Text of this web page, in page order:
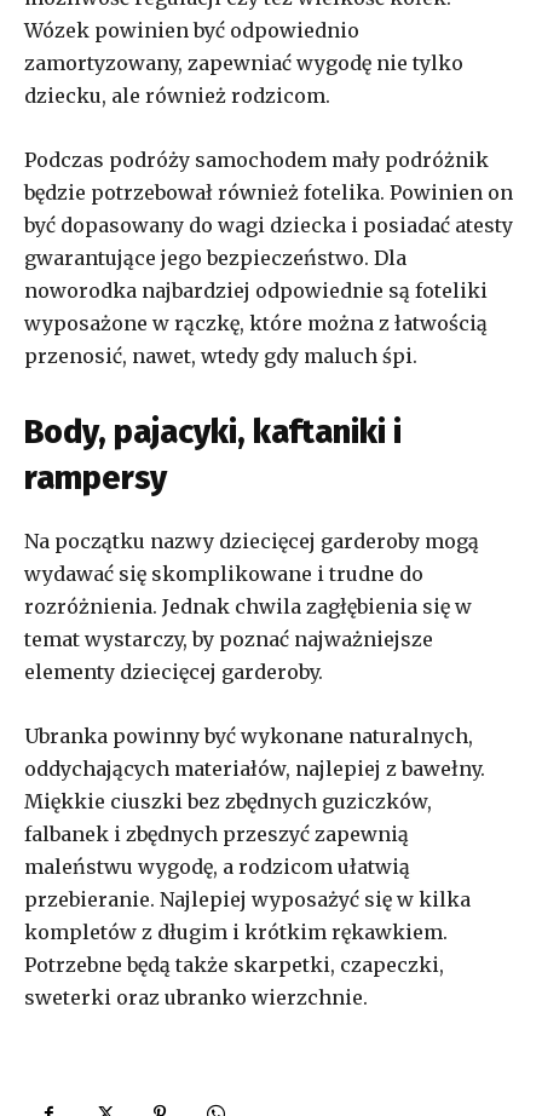
Wózek powinien być odpowiednio
zamortyzowany, zapewniać wygodę nie tylko
dziecku, ale również rodzicom.
Podczas podróży samochodem mały podróżnik
będzie potrzebował również fotelika. Powinien on
być dopasowany do wagi dziecka i posiadać atesty
gwarantujące jego bezpieczeństwo. Dla
noworodka najbardziej odpowiednie są foteliki
wyposażone w rączkę, które można z łatwością
przenosić, nawet, wtedy gdy maluch śpi.
Body, pajacyki, kaftaniki i
rampersy
Na początku nazwy dziecięcej garderoby mogą
wydawać się skomplikowane i trudne do
rozróżnienia. Jednak chwila zagłębienia się w
temat wystarczy, by poznać najważniejsze
elementy dziecięcej garderoby.
Ubranka powinny być wykonane naturalnych,
oddychających materiałów, najlepiej z bawełny.
Miękkie ciuszki bez zbędnych guziczków,
falbanek i zbędnych przeszyć zapewnią
maleństwu wygodę, a rodzicom ułatwią
przebieranie. Najlepiej wyposażyć się w kilka
kompletów z długim i krótkim rękawkiem.
Potrzebne będą także skarpetki, czapeczki,
sweterki oraz ubranko wierzchnie.